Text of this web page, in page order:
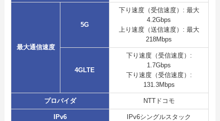
最大通信速度
5G
下り速度（受信速度）: 最大
4.2Gbps
上り速度（送信速度）: 最大
218Mbps
4GLTE
下り速度（受信速度）:
1.7Gbps
下り速度（受信速度）:
131.3Mbps
プロバイダ NTTドコモ
IPv6 IPv6シングルスタック